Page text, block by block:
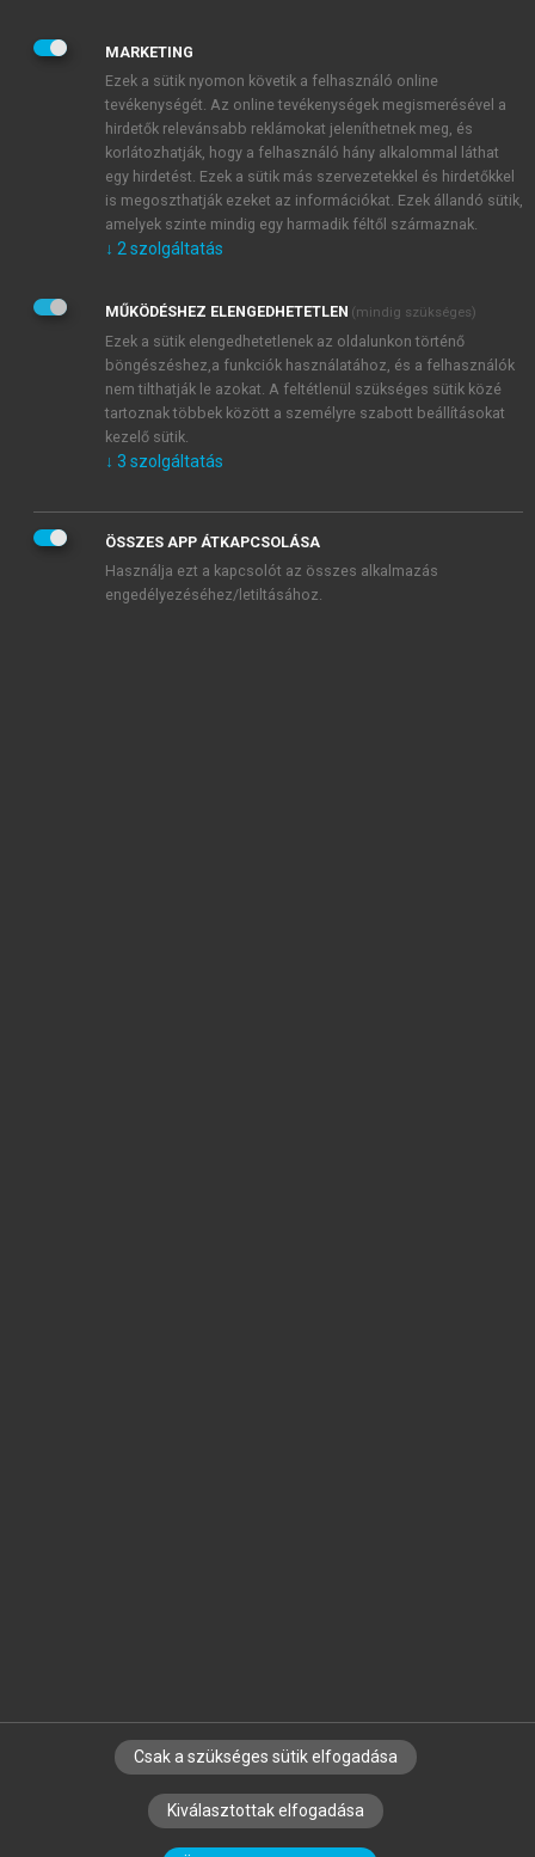
JELSZÓ
JELSZÓ ÚJRA
Kérek értesítést a MeRSZ újdonságairól, akcióiról.
Kérek értesítést az Akadémiai Kiadó Zrt. újdonságairól,
Adatkezelési tájékoztatóbanfoglaltakat tudomásul
veszem és elfogadom.
Általános vásárlási feltételeket, valamint a szotar.netés a
mersz.huoldalak licencszerződéseiben foglaltakat
tudomásul veszem és elfogadom.
KIPRÓBÁLOM
SZERZŐKNEK CÉGEKNEK KÖNYVTÁROSOKNAK
SZERKESZTÉSI ÉS LEKTORÁLÁSI ALAPELVEK
MARKETING
Ezek a sütik nyomon követik a felhasználó online
tevékenységét. Az online tevékenységek megismerésével a
hirdetők relevánsabb reklámokat jeleníthetnek meg, és
korlátozhatják, hogy a felhasználó hány alkalommal láthat
egy hirdetést. Ezek a sütik más szervezetekkel és hirdetőkkel
is megoszthatják ezeket az információkat. Ezek állandó sütik,
amelyek szinte mindig egy harmadik féltől származnak.
↓ 2 szolgáltatás
MŰKÖDÉSHEZ ELENGEDHETETLEN (mindig szükséges)
Ezek a sütik elengedhetetlenek az oldalunkon történő
böngészéshez,a funkciók használatához, és a felhasználók
nem tilthatják le azokat. A feltétlenül szükséges sütik közé
tartoznak többek között a személyre szabott beállításokat
kezelő sütik.
↓ 3 szolgáltatás
ÖSSZES APP ÁTKAPCSOLÁSA
Használja ezt a kapcsolót az összes alkalmazás
engedélyezéséhez/letiltásához.
Csak a szükséges sütik elfogadása
Kiválasztottak elfogadása